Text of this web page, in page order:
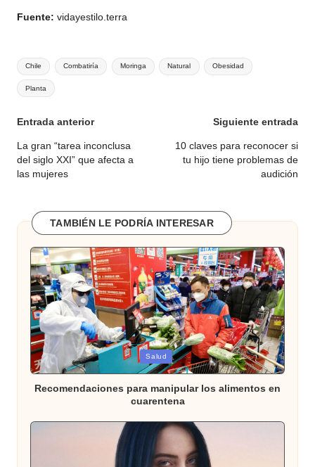
Fuente: vidayestilo.terra
Etiquetas:
Chile Combatiría Moringa Natural Obesidad
Planta
Navegación
de
entradas
Entrada anterior
La gran “tarea inconclusa
del siglo XXI” que afecta a
las mujeres
Siguiente entrada
10 claves para reconocer si
tu hijo tiene problemas de
audición
TAMBIÉN LE PODRÍA INTERESAR
Publicada
en
Salud
Recomendaciones para manipular los alimentos en
cuarentena